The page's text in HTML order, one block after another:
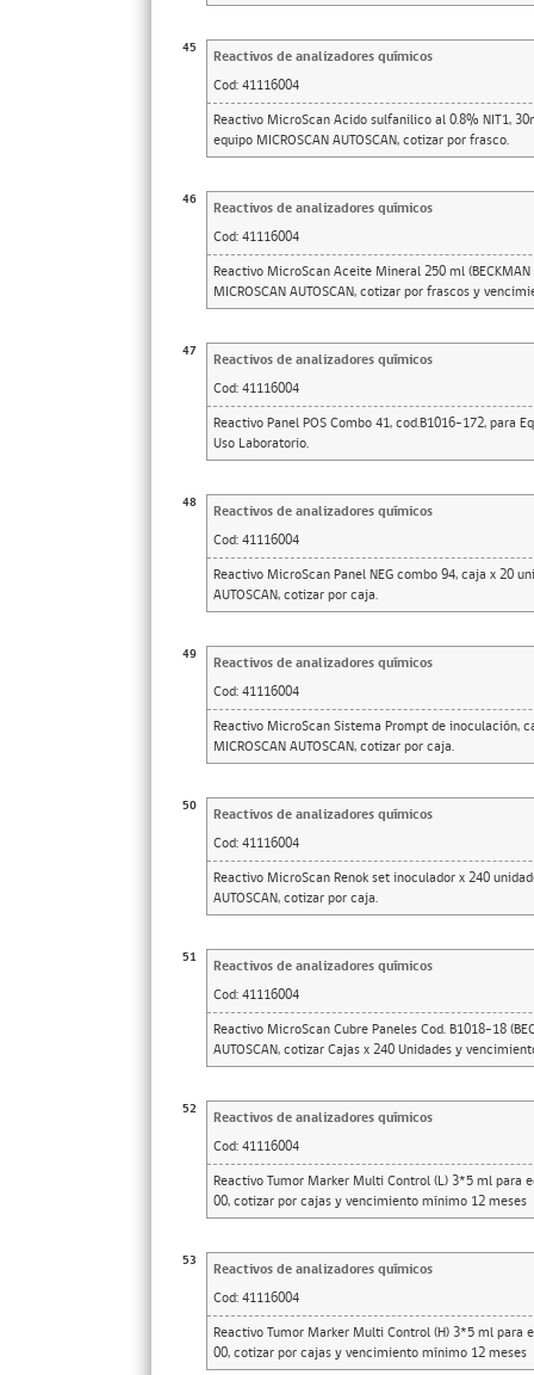
45
Reactivos de analizadores químicos
Cod: 41116004
Reactivo MicroScan Acido sulfanilico al 0.8% NIT1,
equipo MICROSCAN AUTOSCAN, cotizar por frasco.
46
Reactivos de analizadores químicos
Cod: 41116004
Reactivo MicroScan Aceite Mineral 250 ml (BECKMAN
MICROSCAN AUTOSCAN, cotizar por frascos y
47
Reactivos de analizadores químicos
Cod: 41116004
Reactivo Panel POS Combo 41, cod.B1016-172, para
Uso Laboratorio.
48
Reactivos de analizadores químicos
Cod: 41116004
Reactivo MicroScan Panel NEG combo 94, caja x 20
AUTOSCAN, cotizar por caja.
49
Reactivos de analizadores químicos
Cod: 41116004
Reactivo MicroScan Sistema Prompt de inoculación,
MICROSCAN AUTOSCAN, cotizar por caja.
50
Reactivos de analizadores químicos
Cod: 41116004
Reactivo MicroScan Renok set inoculador x 240
AUTOSCAN, cotizar por caja.
51
Reactivos de analizadores químicos
Cod: 41116004
Reactivo MicroScan Cubre Paneles Cod. B1018-18
AUTOSCAN, cotizar Cajas x 240 Unidades y
52
Reactivos de analizadores químicos
Cod: 41116004
Reactivo Tumor Marker Multi Control (L) 3*5 ml para
00, cotizar por cajas y vencimiento mínimo 12 meses
53
Reactivos de analizadores químicos
Cod: 41116004
Reactivo Tumor Marker Multi Control (H) 3*5 ml para
00, cotizar por cajas y vencimiento mínimo 12 meses